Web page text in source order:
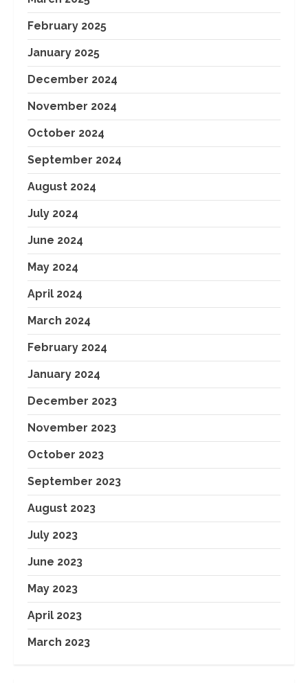
February 2025
January 2025
December 2024
November 2024
October 2024
September 2024
August 2024
July 2024
June 2024
May 2024
April 2024
March 2024
February 2024
January 2024
December 2023
November 2023
October 2023
September 2023
August 2023
July 2023
June 2023
May 2023
April 2023
March 2023